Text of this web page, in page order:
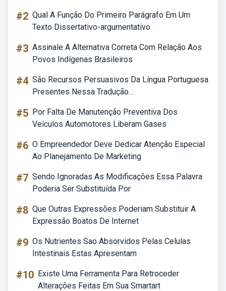
#2 Qual A Função Do Primeiro Parágrafo Em Um
Texto Dissertativo-argumentativo
#3 Assinale A Alternativa Correta Com Relação Aos
Povos Indígenas Brasileiros
#4 São Recursos Persuasivos Da Língua Portuguesa
Presentes Nessa Tradução...
#5 Por Falta De Manutenção Preventiva Dos
Veículos Automotores Liberam Gases
#6 O Empreendedor Deve Dedicar Atenção Especial
Ao Planejamento De Marketing
#7 Sendo Ignoradas As Modificações Essa Palavra
Poderia Ser Substituída Por
#8 Que Outras Expressões Poderiam Substituir A
Expressão Boatos De Internet
#9 Os Nutrientes Sao Absorvidos Pelas Celulas
Intestinais Estas Apresentam
#10 Existe Uma Ferramenta Para Retroceder
Alterações Feitas Em Sua Smartart